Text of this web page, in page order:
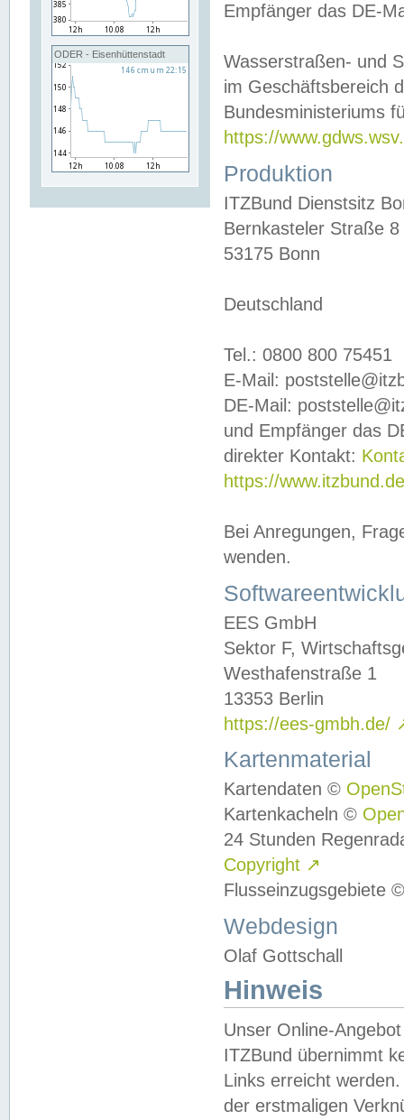
ODER - Eisenhüttenstadt
Empfänger das DE-
Wasserstraßen- und
im Geschäftsbereich
Bundesministeriums
https://
Produktion
ITZBund Dienstsitz
Bernkasteler Straße 8
53175 Bonn
Deutschland
Tel.: 0800 800 75451
E-Mail:
DE-Mail:
und Empfänger das
direkter Kontakt:
https://
Bei Anregungen,
wenden.
EES GmbH
Sektor F,
Westhafenstraße 1
13353 Berlin
https://ees-gmbh.de/
Kartenmaterial
Kartendaten ©
Kartenkacheln ©
24 Stunden
Copyright ↗
Flusseinzugsgebiete
Webdesign
Olaf Gottschall
Hinweis
Unser Online-
ITZBund übernimmt
Links erreicht
der erstmaligen